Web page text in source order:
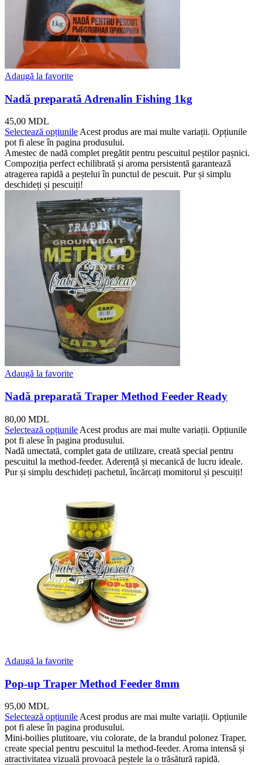
Adaugă la favorite
Nadă preparată Adrenalin Fishing 1kg
45,00 MDL
Selectează opțiunileAcest produs are mai multe variații. Opțiunile
pot fi alese în pagina produsului.
Amestec de nadă complet pregătit pentru pescuitul peștilor pașnici.
Compoziția perfect echilibrată și aroma persistentă garantează
atragerea rapidă a peștelui în punctul de pescuit. Pur și simplu
deschideți și pescuiți!
Adaugă la favorite
Nadă preparată Traper Method Feeder Ready
80,00 MDL
Selectează opțiunile Acest produs are mai multe variații. Opțiunile
pot fi alese în pagina produsului.
Nadă umectată, complet gata de utilizare, creată special pentru
pescuitul la method-feeder. Aderență și mecanică de lucru ideale.
Pur și simplu deschideți pachetul, încărcați momitorul și pescuiți!
Adaugă la favorite
Pop-up Traper Method Feeder 8mm
95,00 MDL
Selectează opțiunile Acest produs are mai multe variații. Opțiunile
pot fi alese în pagina produsului.
Mini-boilies plutitoare, viu colorate, de la brandul polonez Traper,
create special pentru pescuitul la method-feeder. Aroma intensă și
atractivitatea vizuală provoacă peștele la o trăsătură rapidă.